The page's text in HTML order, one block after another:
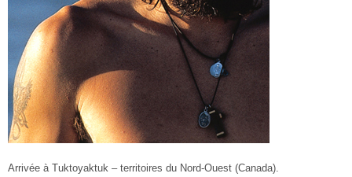
Arrivée à Tuktoyaktuk – territoires du Nord-Ouest (Canada).